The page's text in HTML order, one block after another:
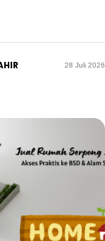
28 Juli 2026